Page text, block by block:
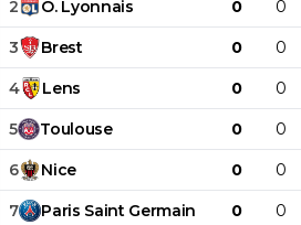
2 O. Lyonnais 0 0
3 Brest 0 0
4 Lens 0 0
5 Toulouse 0 0
6 Nice 0 0
7 Paris Saint Germain 0 0